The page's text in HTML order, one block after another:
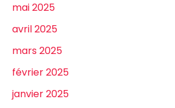
mai 2025
avril 2025
mars 2025
février 2025
janvier 2025